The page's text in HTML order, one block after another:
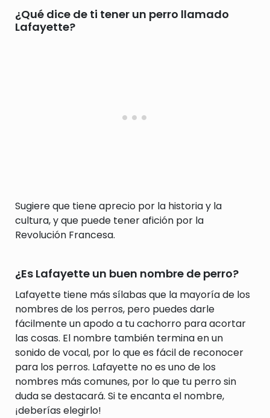
¿Qué dice de ti tener un perro llamado
Lafayette?
Sugiere que tiene aprecio por la historia y la
cultura, y que puede tener afición por la
Revolución Francesa.
¿Es Lafayette un buen nombre de perro?
Lafayette tiene más sílabas que la mayoría de los
nombres de los perros, pero puedes darle
fácilmente un apodo a tu cachorro para acortar
las cosas. El nombre también termina en un
sonido de vocal, por lo que es fácil de reconocer
para los perros. Lafayette no es uno de los
nombres más comunes, por lo que tu perro sin
duda se destacará. Si te encanta el nombre,
¡deberías elegirlo!